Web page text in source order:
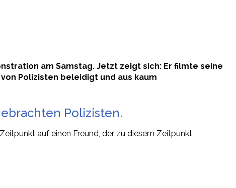
am Samstag. Jetzt zeigt sich: Er filmte seine
Polizisten beleidigt und aus kaum
Polizisten.
auf einen Freund, der zu diesem Zeitpunkt